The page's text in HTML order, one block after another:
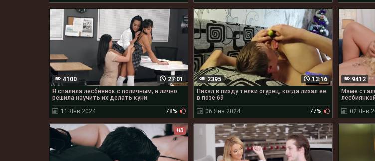
27:01
4100
Я спалила лесбиянок с поличным, и лично
решила научить их делать куни
11 Янв 2024
78%
13:16
2395
Пихал в пизду телки огурец, когда лизал ее
в позе 69
06 Янв 2024
77%
9412
Маме
02 Янв
HD